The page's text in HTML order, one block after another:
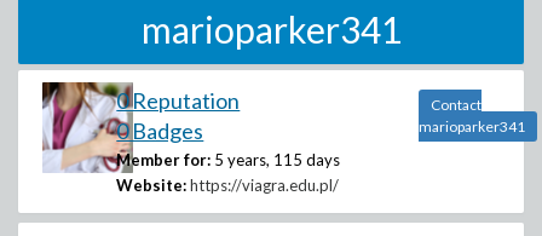
marioparker341
0 Reputation
0 Badges
Member for: 5 years, 115 days
Website: https://viagra.edu.pl/
Contact
marioparker341